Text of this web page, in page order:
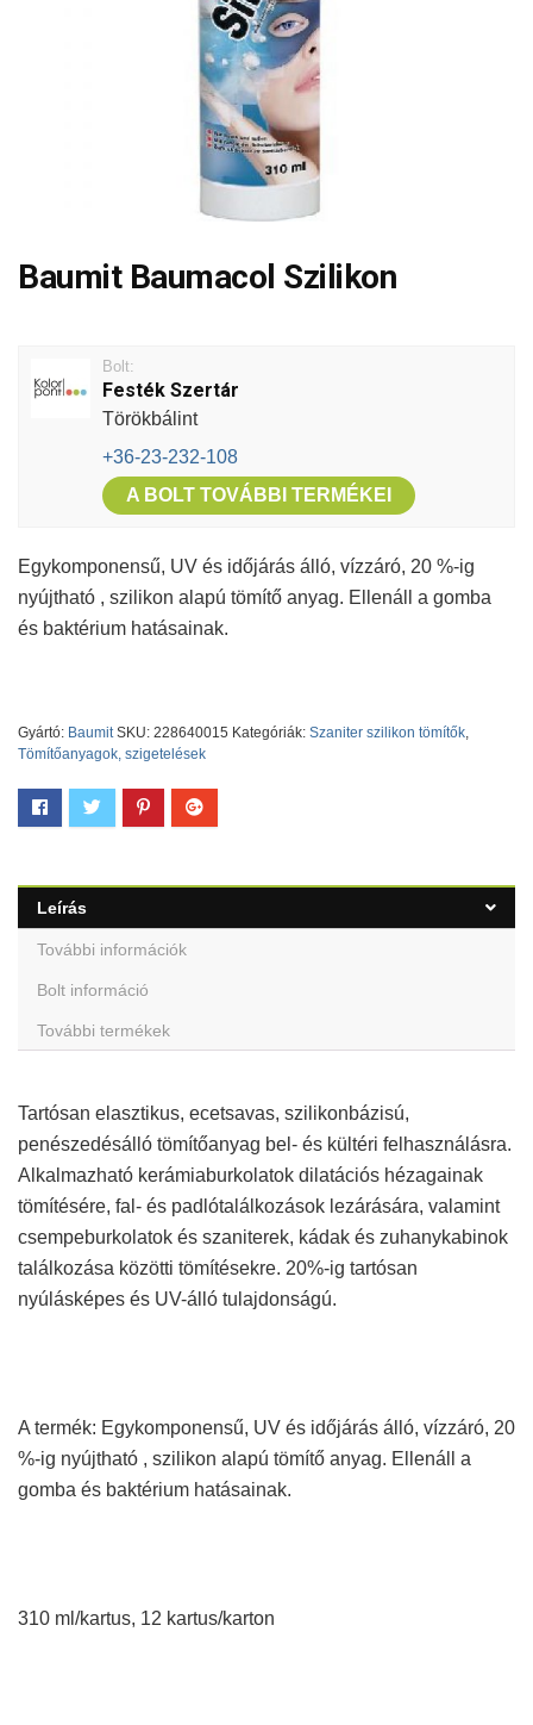
Baumit Baumacol Szilikon
Bolt:
Festék Szertár
Törökbálint
+36-23-232-108
A BOLT TOVÁBBI TERMÉKEI
Egykomponensű, UV és időjárás álló, vízzáró, 20 %-ig
nyújtható , szilikon alapú tömítő anyag. Ellenáll a gomba
és baktérium hatásainak.
Gyártó: Baumit SKU: 228640015 Kategóriák: Szaniter szilikon tömítők,
Tömítőanyagok, szigetelések
Leírás
További információk
Bolt információ
További termékek
Tartósan elasztikus, ecetsavas, szilikonbázisú,
penészedésálló tömítőanyag bel- és kültéri felhasználásra.
Alkalmazható kerámiaburkolatok dilatációs hézagainak
tömítésére, fal- és padlótalálkozások lezárására, valamint
csempeburkolatok és szaniterek, kádak és zuhanykabinok
találkozása közötti tömítésekre. 20%-ig tartósan
nyúlásképes és UV-álló tulajdonságú.
A termék: Egykomponensű, UV és időjárás álló, vízzáró, 20
%-ig nyújtható , szilikon alapú tömítő anyag. Ellenáll a
gomba és baktérium hatásainak.
310 ml/kartus, 12 kartus/karton